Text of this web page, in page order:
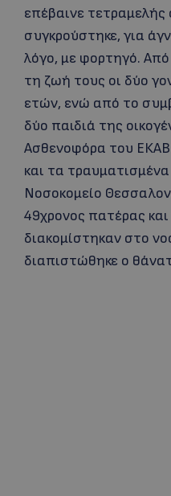
επέβαινε τετραμελής
συγκρούστηκε, για
λόγο, με φορτηγό.
τη ζωή τους οι δύο
ετών, ενώ από το
δύο παιδιά της
Ασθενοφόρα του ΕΚΑΒ
και τα
Νοσοκομείο
49χρονος πατέρας
διακομίστηκαν στο
διαπιστώθηκε ο